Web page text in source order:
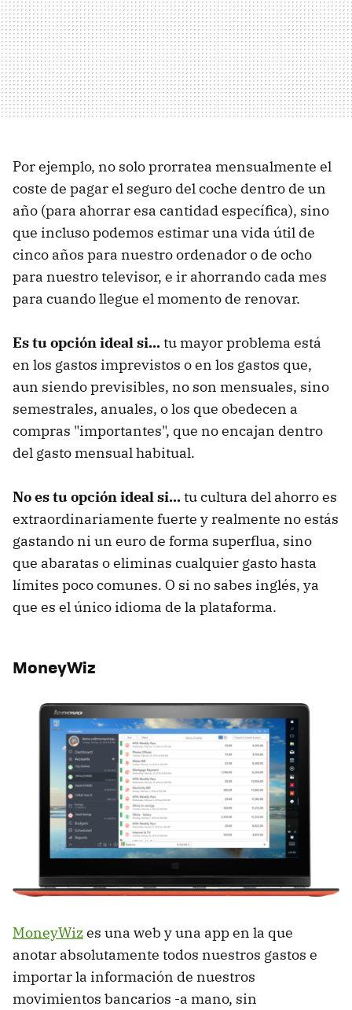
Por ejemplo, no solo prorratea mensualmente el
coste de pagar el seguro del coche dentro de un
año (para ahorrar esa cantidad específica), sino
que incluso podemos estimar una vida útil de
cinco años para nuestro ordenador o de ocho
para nuestro televisor, e ir ahorrando cada mes
para cuando llegue el momento de renovar.
Es tu opción ideal si...tu mayor problema está
en los gastos imprevistos o en los gastos que,
aun siendo previsibles, no son mensuales, sino
semestrales, anuales, o los que obedecen a
compras "importantes", que no encajan dentro
del gasto mensual habitual.
No es tu opción ideal si...tu cultura del ahorro es
extraordinariamente fuerte y realmente no estás
gastando ni un euro de forma superflua, sino
que abaratas o eliminas cualquier gasto hasta
límites poco comunes. O si no sabes inglés, ya
que es el único idioma de la plataforma.
MoneyWiz
MoneyWizes una web y una app en la que
anotar absolutamente todos nuestros gastos e
importar la información de nuestros
movimientos bancarios -a mano, sin